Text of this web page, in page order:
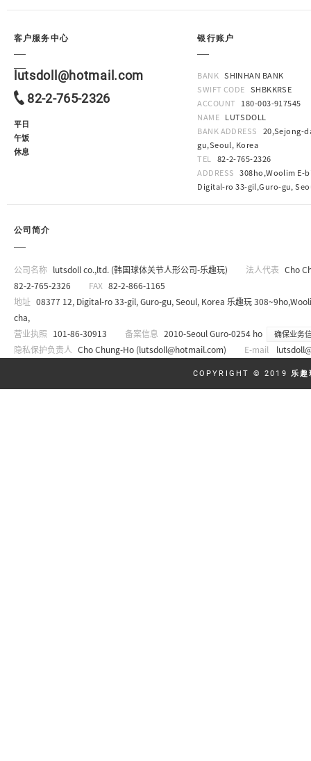
客户服务中心
lutsdoll@hotmail.com
82-2-765-2326
平日
午饭
休息
银行账户
BANK SHINHAN BANK
SWIFT CODE SHBKKRSE
ACCOUNT 180-003-917545
NAME LUTSDOLL
BANK ADDRESS 20,Sejong-
gu,Seoul, Korea
TEL 82-2-765-2326
ADDRESS 308ho,Woolim E-
Digital-ro 33-gil,Guro-gu,
公司简介
公司名称 lutsdoll co.,ltd. (韩国球体关节人形公司-乐趣玩) 法人代表 Cho
82-2-765-2326
FAX 82-2-866-1165
地址 08377 12, Digital-ro 33-gil, Guro-gu, Seoul, Korea 乐趣玩
cha,
营业执照 101-86-30913 备案信息 2010-Seoul Guro-0254 ho 确保业务
隐私保护负责人 Cho Chung-Ho (lutsdoll@hotmail.com) E-mail
COPYRIGHT © 2019乐